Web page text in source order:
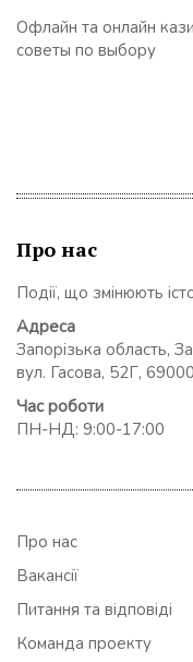
Офлайн та онлайн
советы по выбору
Про нас
Події, що змінюють
Адреса
Запорізька область,
вул. Гасова, 52Г, 69000
Час роботи
ПН-НД: 9:00-17:00
Про нас
Вакансії
Питання та відповіді
Команда проекту